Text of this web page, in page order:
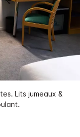
Lits jumeaux &